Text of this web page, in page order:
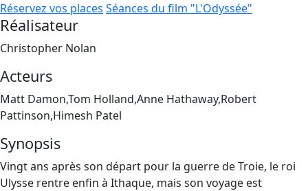
Réservez vos places Séances du film "L'Odyssée"
Réalisateur
Christopher Nolan
Acteurs
Matt Damon,Tom Holland,Anne Hathaway,Robert
Pattinson,Himesh Patel
Synopsis
Vingt ans après son départ pour la guerre de Troie, le roi
Ulysse rentre enfin à Ithaque, mais son voyage est